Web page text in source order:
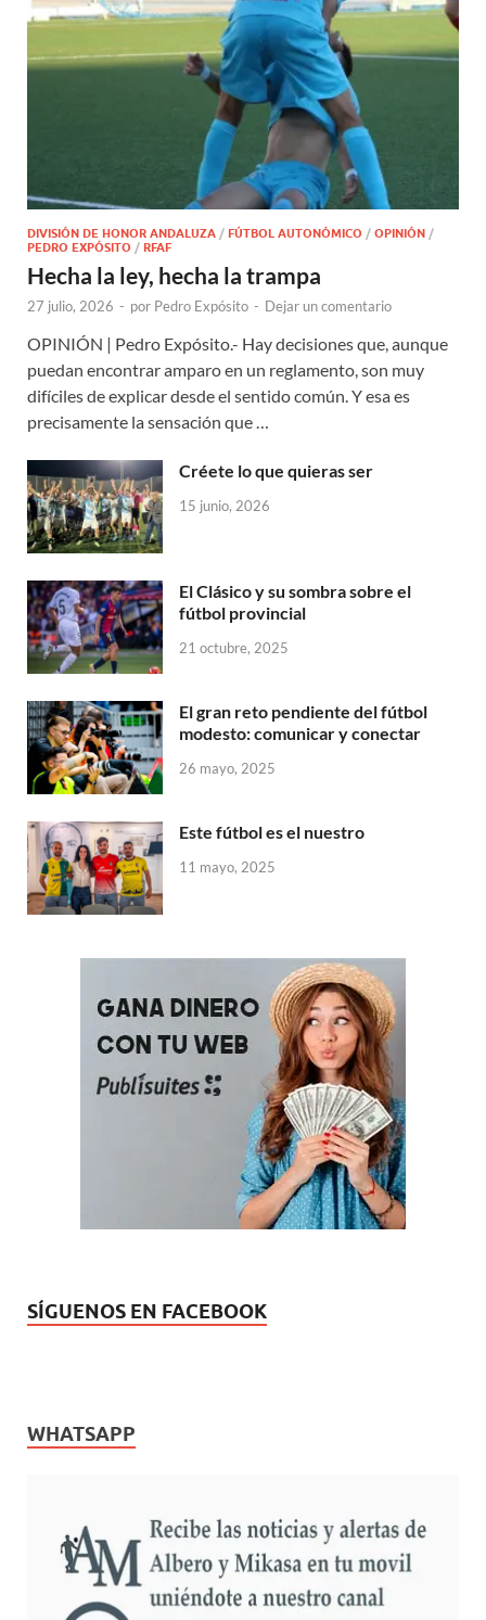
DIVISIÓN DE HONOR ANDALUZA / FÚTBOL AUTONÓMICO / OPINIÓN /
PEDRO EXPÓSITO / RFAF
Hecha la ley, hecha la trampa
27 julio, 2026 - por Pedro Expósito - Dejar un comentario
OPINIÓN | Pedro Expósito.- Hay decisiones que, aunque
puedan encontrar amparo en un reglamento, son muy
difíciles de explicar desde el sentido común. Y esa es
precisamente la sensación que …
Créete lo que quieras ser
15 junio, 2026
El Clásico y su sombra sobre el
fútbol provincial
21 octubre, 2025
El gran reto pendiente del fútbol
modesto: comunicar y conectar
26 mayo, 2025
Este fútbol es el nuestro
11 mayo, 2025
SÍGUENOS EN FACEBOOK
WHATSAPP